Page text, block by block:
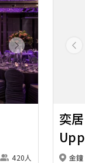
Next
420人
奕居
金鐘